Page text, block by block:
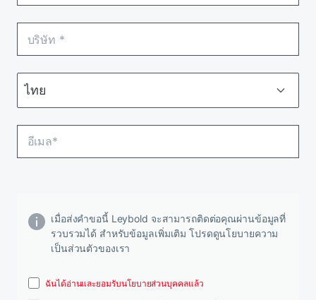
เมื่อส่งคําขอนี้ Leybold จะสามารถติดต่อคุณผ่านข้อมูลที่
รวบรวมได้ สําหรับข้อมูลเพิ่มเติม โปรดดูนโยบายความ
เป็นส่วนตัวของเรา
ฉันได้อ่านและยอมรับนโยบายส่วนบุคคลแล้ว